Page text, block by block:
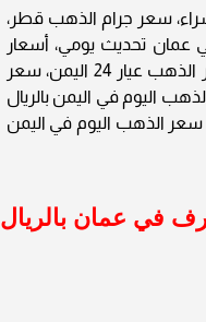
في مسقط بيع وشراء، سعر جرام الذهب قطر،
تحديث يومي، أسعار
الذهب بالدولار في اليمن، سعر أونصة الذهب في اليمن، سعر الذهب عيار 21 اليمن، سعر الذهب عيار 24 اليمن، سعر
الذهب اليوم في اليمن بالريال
سعر الذهب اليوم في اليمن
الصرف في عمان بالريال